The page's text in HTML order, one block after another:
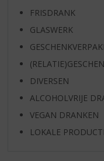
FRISDRANK
GLASWERK
DIVERSEN
ALCOHOLVRIJE
VEGAN DRANKEN
LOKALE